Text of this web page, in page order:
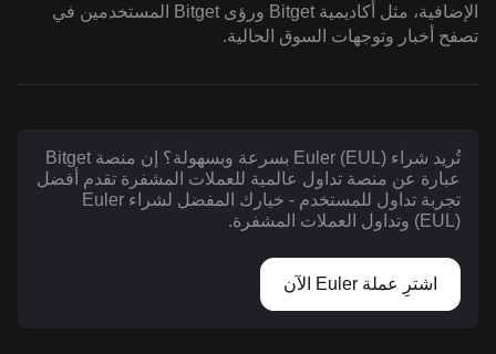
الإضافية، مثل أكاديمية Bitget ورؤى Bitget المستخدمين في
تصفح أخبار وتوجهات السوق الحالية.
تُريد شراء Euler (EUL) بسرعة وبسهولة؟ إن منصة Bitget
عبارة عن منصة تداول عالمية للعملات المشفرة تقدم أفضل
تجربة تداول للمستخدم - خيارك المفضل لشراء Euler
(EUL) وتداول العملات المشفرة.
اشترِ عملة Euler الآن